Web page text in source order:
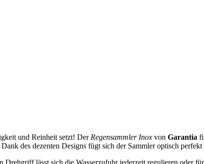
und Reinheit setzt! Der Regensammler Inox von Garantia
des dezenten Designs fügt sich der Sammler optisch perfekt
lässt sich die Wasserzufuhr jederzeit regulieren oder